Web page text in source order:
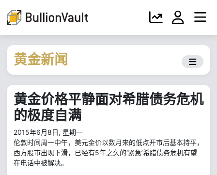
黄金新闻
黄金价格平静面对希腊债务危机
的极度自满
2015年6月8日, 星期一
伦敦时间周一中午，美元金价以数月来的低点开市后基本持平，
西方股市出现下滑，已经有5年之久的‘紧急’希腊债务危机有望
在电话中被解决。